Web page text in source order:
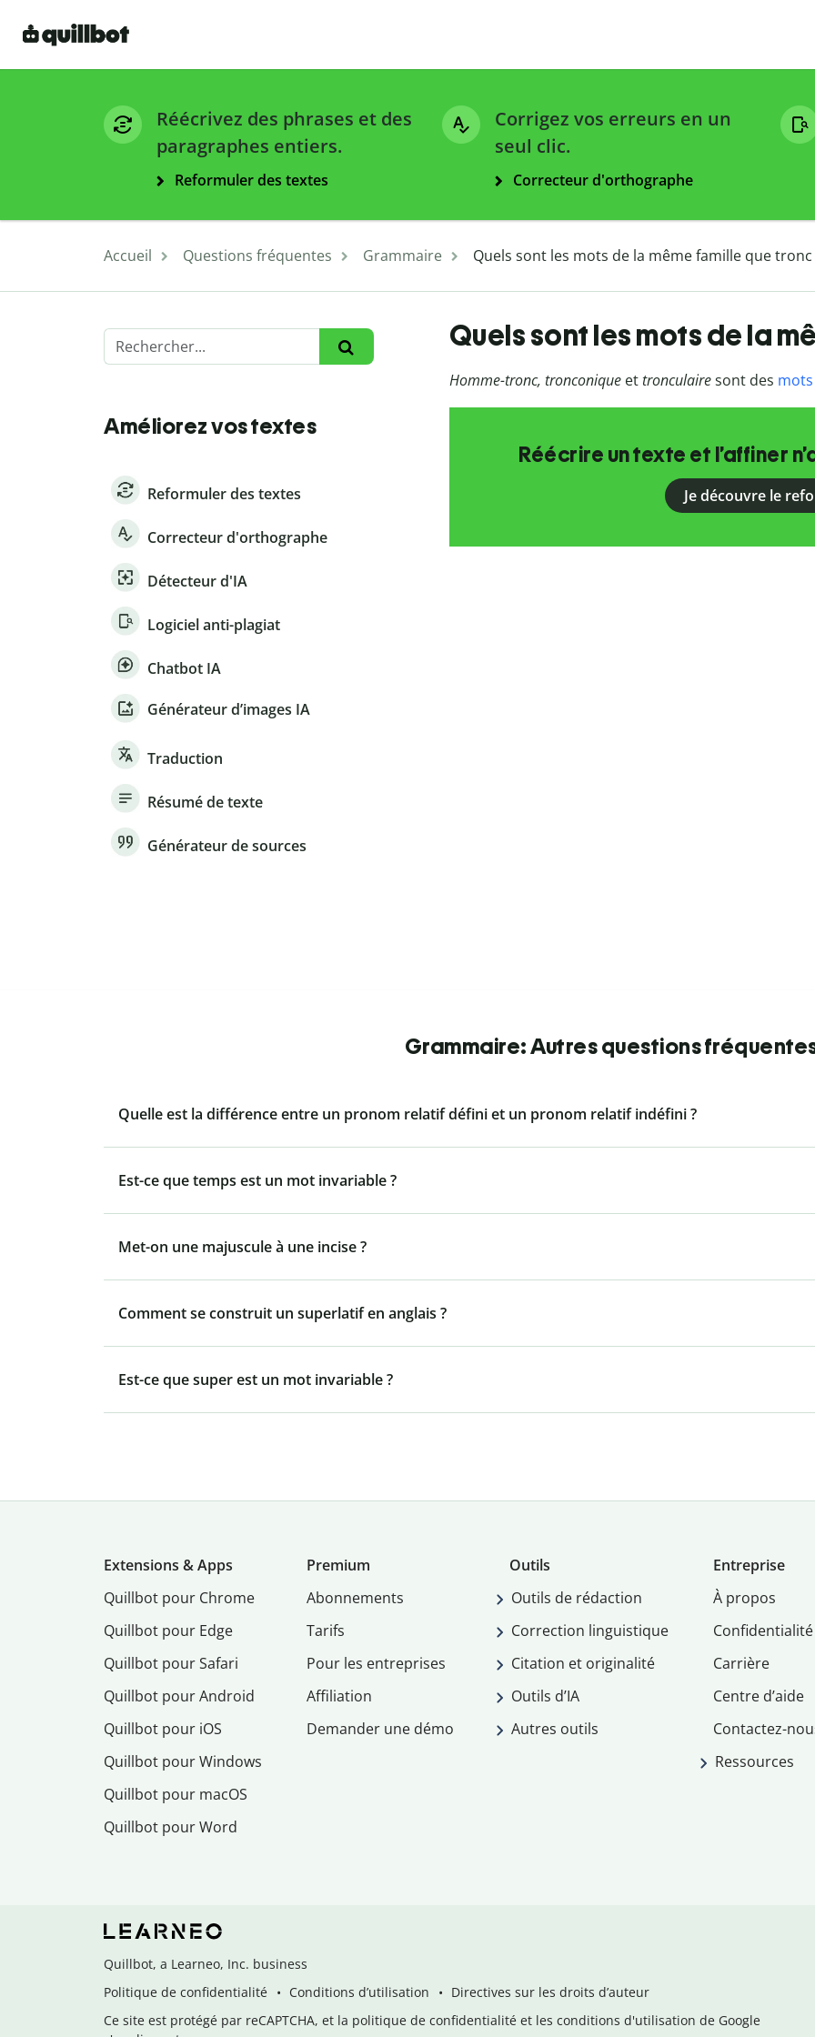
Réécrivez des phrases et des
paragraphes entiers.
Reformuler des textes
Corrigez vos erreurs en un
seul clic.
Correcteur d'orthographe
Accueil Questions fréquentes Grammaire Quels sont les mots de la même famille que tronc
Améliorez vos textes
Reformuler des textes
Correcteur d'orthographe
Détecteur d'IA
Logiciel anti-plagiat
Chatbot IA
Générateur d’images IA
Traduction
Résumé de texte
Générateur de sources
Quels sont les mots de la
Homme-tronc, tronconique ettronculairesont des
Réécrire un texte et l’affiner
Je découvre le
Grammaire: Autres questions
Quelle est la différence entre un pronom relatif défini et un pronom relatif indéfini ?
Est-ce que temps est un mot invariable ?
Met-on une majuscule à une incise ?
Comment se construit un superlatif en anglais ?
Est-ce que super est un mot invariable ?
Extensions & Apps
Quillbot pour Chrome
Quillbot pour Edge
Quillbot pour Safari
Quillbot pour Android
Quillbot pour iOS
Quillbot pour Windows
Quillbot pour macOS
Quillbot pour Word
Premium
Abonnements
Tarifs
Pour les entreprises
Affiliation
Demander une démo
Outils
Outils de rédaction
Correction linguistique
Citation et originalité
Outils d’IA
Autres outils
Entreprise
À propos
Confidentialité
Carrière
Centre d’aide
Contactez-
Ressources
Quillbot, a Learneo, Inc. business
Politique de confidentialité
Conditions d’utilisation
Directives sur les droits d’auteur
Ce site est protégé par reCAPTCHA, et la politique de confidentialité et les conditions d'utilisation de Google